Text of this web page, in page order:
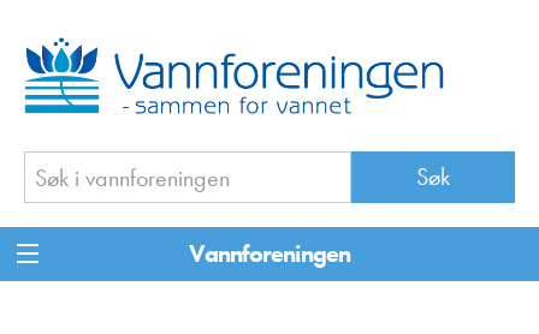
Vannforeningen